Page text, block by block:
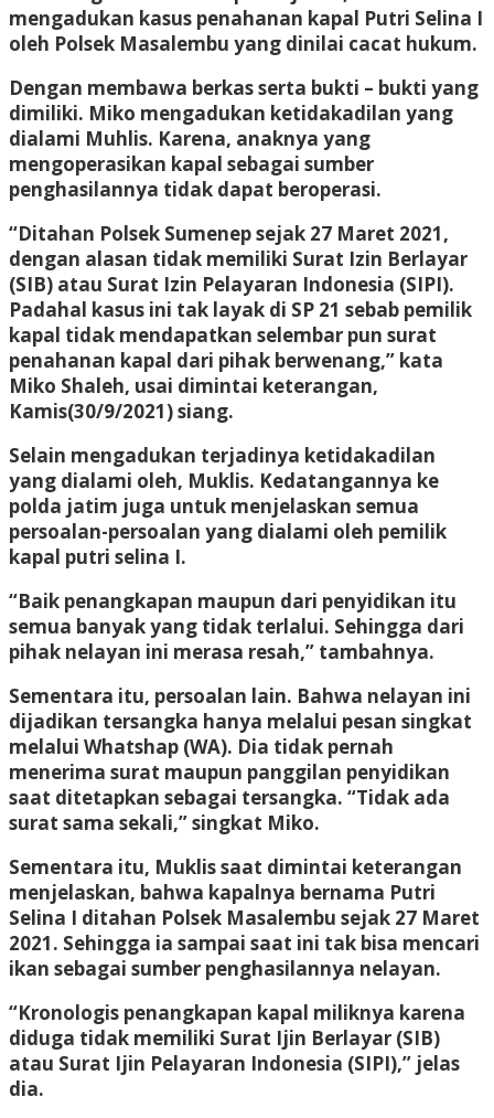
mengadukan kasus penahanan kapal Putri Selina I
oleh Polsek Masalembu yang dinilai cacat hukum.
Dengan membawa berkas serta bukti – bukti yang
dimiliki. Miko mengadukan ketidakadilan yang
dialami Muhlis. Karena, anaknya yang
mengoperasikan kapal sebagai sumber
penghasilannya tidak dapat beroperasi.
“Ditahan Polsek Sumenep sejak 27 Maret 2021,
dengan alasan tidak memiliki Surat Izin Berlayar
(SIB) atau Surat Izin Pelayaran Indonesia (SIPI).
Padahal kasus ini tak layak di SP 21 sebab pemilik
kapal tidak mendapatkan selembar pun surat
penahanan kapal dari pihak berwenang,” kata
Miko Shaleh, usai dimintai keterangan,
Kamis(30/9/2021) siang.
Selain mengadukan terjadinya ketidakadilan
yang dialami oleh, Muklis. Kedatangannya ke
polda jatim juga untuk menjelaskan semua
persoalan-persoalan yang dialami oleh pemilik
kapal putri selina I.
“Baik penangkapan maupun dari penyidikan itu
semua banyak yang tidak terlalui. Sehingga dari
pihak nelayan ini merasa resah,” tambahnya.
Sementara itu, persoalan lain. Bahwa nelayan ini
dijadikan tersangka hanya melalui pesan singkat
melalui Whatshap (WA). Dia tidak pernah
menerima surat maupun panggilan penyidikan
saat ditetapkan sebagai tersangka. “Tidak ada
surat sama sekali,” singkat Miko.
Sementara itu, Muklis saat dimintai keterangan
menjelaskan, bahwa kapalnya bernama Putri
Selina I ditahan Polsek Masalembu sejak 27 Maret
2021. Sehingga ia sampai saat ini tak bisa mencari
ikan sebagai sumber penghasilannya nelayan.
“Kronologis penangkapan kapal miliknya karena
diduga tidak memiliki Surat Ijin Berlayar (SIB)
atau Surat Ijin Pelayaran Indonesia (SIPI),” jelas
dia.